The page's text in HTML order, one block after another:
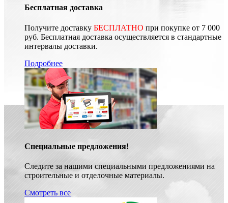
Бесплатная доставка
Получите доставку БЕСПЛАТНО при покупке от 7 000
руб. Бесплатная доставка осуществляется в стандартные
интервалы доставки.
Подробнее
Специальные предложения!
Следите за нашими специальными предложениями на
строительные и отделочные материалы.
Смотреть все